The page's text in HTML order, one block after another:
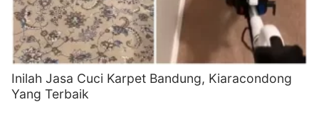
Inilah Jasa Cuci Karpet Bandung, Kiaracondong
Yang Terbaik